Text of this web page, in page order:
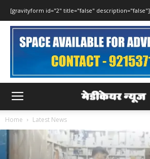
[gravityform id="2" title="false" description="false"]
Home Latest News